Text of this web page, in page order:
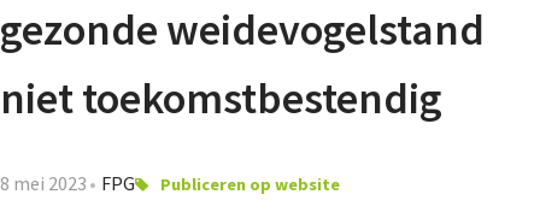
gezonde weidevogelstand
niet toekomstbestendig
8 mei 2023 FPG Publiceren op website